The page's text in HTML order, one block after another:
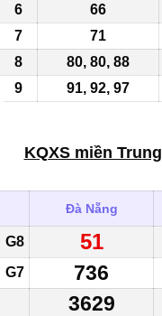
6
66
7
71
8
80, 80, 88
9
91, 92, 97
KQXS miền Trung
Đà Nẵng
G8 51
G7 736
3629